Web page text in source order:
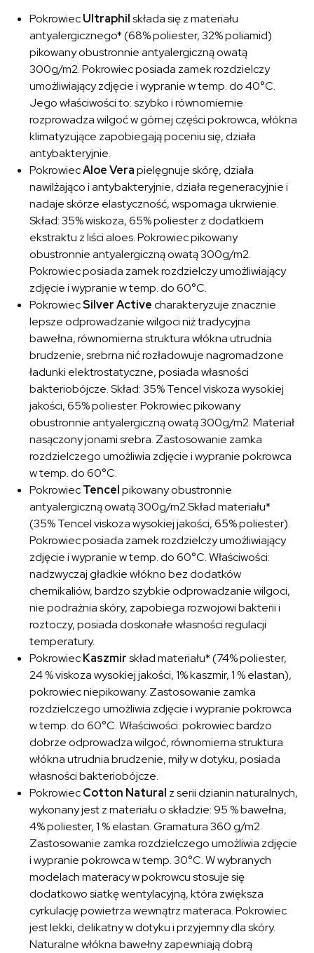
PokrowiecUltraphilskłada się z materiału
antyalergicznego* (68% poliester, 32% poliamid)
pikowany obustronnie antyalergiczną owatą
300g/m2. Pokrowiec posiada zamek rozdzielczy
umożliwiający zdjęcie i wypranie w temp. do 40°C.
Jego właściwości to: szybko i równomiernie
rozprowadza wilgoć w górnej części pokrowca, włókna
klimatyzujące zapobiegają poceniu się, działa
antybakteryjnie.
PokrowiecAloe Verapielęgnuje skórę, działa
nawilżająco i antybakteryjnie, działa regeneracyjnie i
nadaje skórze elastyczność, wspomaga ukrwienie.
Skład: 35% wiskoza, 65% poliester z dodatkiem
ekstraktu z liści aloes. Pokrowiec pikowany
obustronnie antyalergiczną owatą 300g/m2.
Pokrowiec posiada zamek rozdzielczy umożliwiający
zdjęcie i wypranie w temp. do 60°C.
PokrowiecSilver Activecharakteryzuje znacznie
lepsze odprowadzanie wilgoci niż tradycyjna
bawełna, równomierna struktura włókna utrudnia
brudzenie, srebrna nić rozładowuje nagromadzone
ładunki elektrostatyczne, posiada własności
bakteriobójcze. Skład: 35% Tencel viskoza wysokiej
jakości, 65% poliester. Pokrowiec pikowany
obustronnie antyalergiczną owatą 300g/m2. Materiał
nasączony jonami srebra. Zastosowanie zamka
rozdzielczego umożliwia zdjęcie i wypranie pokrowca
w temp. do 60°C.
PokrowiecTencelpikowany obustronnie
antyalergiczną owatą 300g/m2.Skład materiału*
(35% Tencel viskoza wysokiej jakości, 65% poliester).
Pokrowiec posiada zamek rozdzielczy umożliwiający
zdjęcie i wypranie w temp. do 60°C. Właściwości:
nadzwyczaj gładkie włókno bez dodatków
chemikaliów, bardzo szybkie odprowadzanie wilgoci,
nie podrażnia skóry, zapobiega rozwojowi bakterii i
roztoczy, posiada doskonałe własności regulacji
temperatury.
PokrowiecKaszmirskład materiału* (74% poliester,
24 % viskoza wysokiej jakości, 1% kaszmir, 1 % elastan),
pokrowiec niepikowany. Zastosowanie zamka
rozdzielczego umożliwia zdjęcie i wypranie pokrowca
w temp. do 60°C. Właściwości: pokrowiec bardzo
dobrze odprowadza wilgoć, równomierna struktura
włókna utrudnia brudzenie, miły w dotyku, posiada
własności bakteriobójcze.
PokrowiecCotton Natural z serii dzianin naturalnych,
wykonany jest z materiału o składzie: 95 % bawełna,
4% poliester, 1 % elastan. Gramatura 360 g/m2.
Zastosowanie zamka rozdzielczego umożliwia zdjęcie
i wypranie pokrowca w temp. 30°C. W wybranych
modelach materacy w pokrowcu stosuje się
dodatkowo siatkę wentylacyjną, która zwiększa
cyrkulację powietrza wewnątrz materaca. Pokrowiec
jest lekki, delikatny w dotyku i przyjemny dla skóry.
Naturalne włókna bawełny zapewniają dobrą